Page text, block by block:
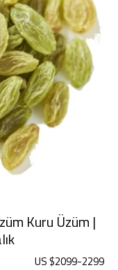
Kuru Üzüm |
US $2099-2299